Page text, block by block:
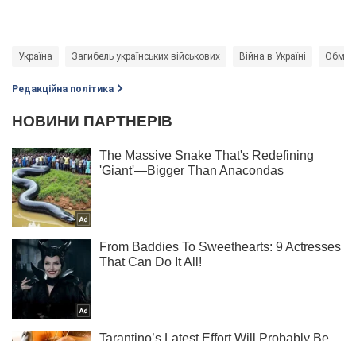
Україна Загибель українських військових Війна в Україні Обмін
Редакційна політика